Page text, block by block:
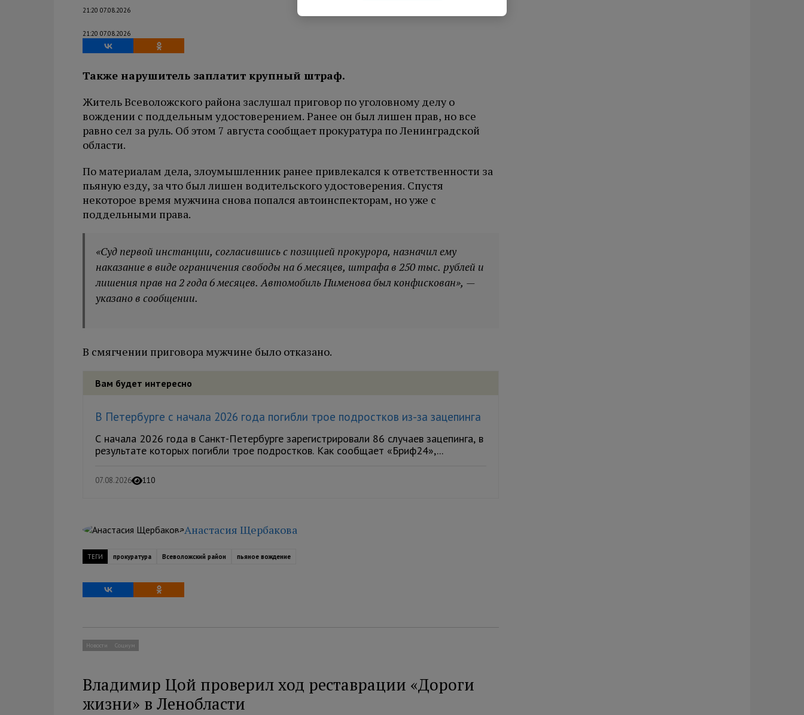
21:20 07.08.2026
21:20 07.08.2026
Также нарушитель заплатит крупный штраф.
Житель Всеволожского района заслушал приговор по уголовному делу о
вождении с поддельным удостоверением. Ранее он был лишен прав, но все
равно сел за руль. Об этом 7 августа сообщает прокуратура по Ленинградской
области.
По материалам дела, злоумышленник ранее привлекался к ответственности за
пьяную езду, за что был лишен водительского удостоверения. Спустя
некоторое время мужчина снова попался автоинспекторам, но уже с
поддельными права.
«Суд первой инстанции, согласившись с позицией прокурора, назначил ему
наказание в виде ограничения свободы на 6 месяцев, штрафа в 250 тыс. рублей и
лишения прав на 2 года 6 месяцев. Автомобиль Пименова был конфискован», —
указано в сообщении.
В смягчении приговора мужчине было отказано.
Вам будет интересно
В Петербурге с начала 2026 года погибли трое подростков из-за зацепинга
С начала 2026 года в Санкт-Петербурге зарегистрировали 86 случаев зацепинга, в
результате которых погибли трое подростков. Как сообщает «Бриф24»,...
07.08.2026 110
Анастасия Щербакова
ТЕГИ прокуратура Всеволожский район пьяное вождение
Новости Социум
Владимир Цой проверил ход реставрации «Дороги
жизни» в Ленобласти